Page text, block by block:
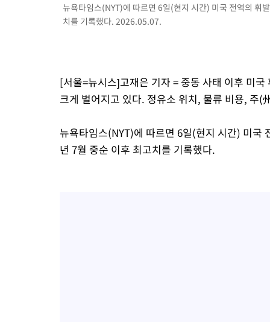
뉴욕타임스(NYT)에 따르면 6일(현지 시간) 미국 전역의 휘
치를 기록했다. 2026.05.07.
[서울=뉴시스]고재은 기자 = 중동 사태 이후 미
크게 벌어지고 있다. 정유소 위치, 물류 비용, 주
뉴욕타임스(NYT)에 따르면 6일(현지 시간) 미국
년 7월 중순 이후 최고치를 기록했다.